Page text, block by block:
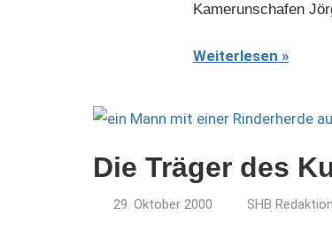
Kamerunschafen
Weiterlesen
Die Träger des
29. Oktober 2000 SHB Redaktion